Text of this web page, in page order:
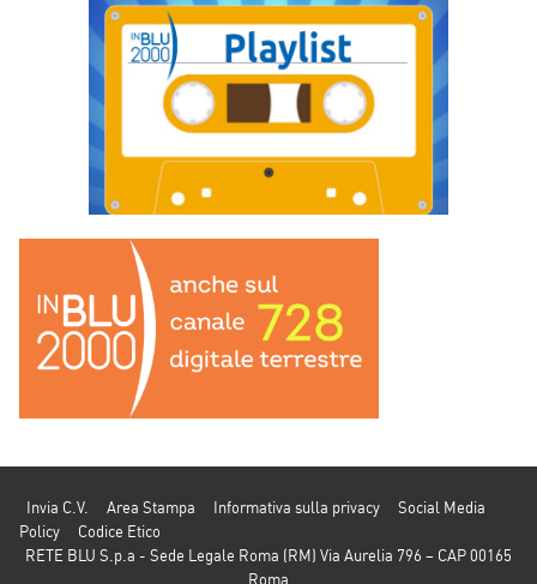
Invia C.V. Area Stampa Informativa sulla privacy
Social Media
Policy
Codice Etico
RETE BLU S.p.a - Sede Legale Roma (RM) Via Aurelia 796 – CAP 00165
Roma